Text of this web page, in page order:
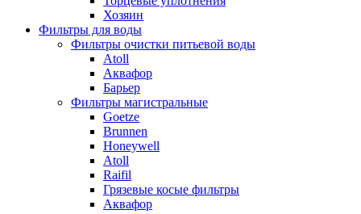
Хозяин
Фильтры для воды
Фильтры очистки питьевой воды
Atoll
Аквафор
Барьер
Фильтры магистральные
Goetze
Brunnen
Honeywell
Atoll
Raifil
Грязевые косые фильтры
Аквафор